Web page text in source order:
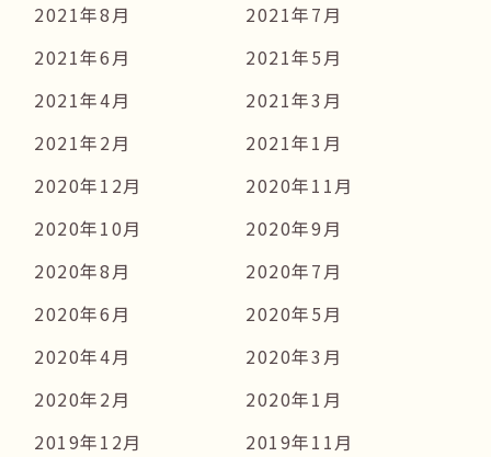
2021年8月
2021年7月
2021年6月
2021年5月
2021年4月
2021年3月
2021年2月
2021年1月
2020年12月
2020年11月
2020年10月
2020年9月
2020年8月
2020年7月
2020年6月
2020年5月
2020年4月
2020年3月
2020年2月
2020年1月
2019年12月
2019年11月